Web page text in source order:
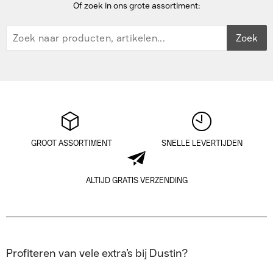
Of zoek in ons grote assortiment:
Zoek
GROOT ASSORTIMENT SNELLE LEVERTIJDEN
ALTIJD GRATIS VERZENDING
Profiteren van vele extra’s bij Dustin?